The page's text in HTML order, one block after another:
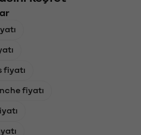
fiyatı
fiyatı